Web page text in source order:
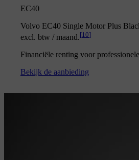
EC40
Volvo EC40 Single Motor Plus
excl. btw / maand.[10]
Financiële renting voor
Bekijk de aanbieding